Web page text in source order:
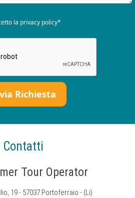
la privacy policy*
Contatti
Tour Operator
19 - 57037 Portoferraio - (Li)